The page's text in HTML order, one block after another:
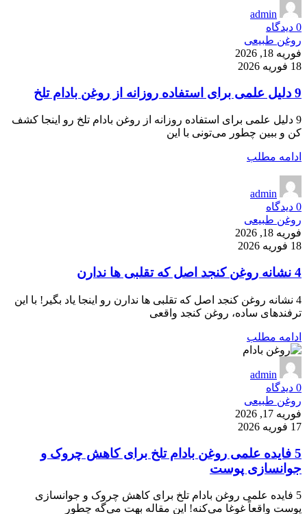
admin
0 دیدگاه
روغن طبیعی
فوریه 18, 2026
18 فوریه 2026
9 دلیل علمی برای استفاده روزانه از روغن بادام تلخ
9 دلیل علمی برای استفاده روزانه از روغن بادام تلخ رو اینجا کشف
کن و ببین چطور می‌تونی با این
ادامه مطلب
admin
0 دیدگاه
روغن طبیعی
فوریه 18, 2026
18 فوریه 2026
4 نشانه روغن کنجد اصل که تقلبی ها ندارن
4 نشانه روغن کنجد اصل که تقلبی ها ندارن رو اینجا یاد بگیر! با این
ترفندهای ساده، روغن کنجد واقعی
ادامه مطلب
admin
0 دیدگاه
روغن طبیعی
فوریه 17, 2026
17 فوریه 2026
5 فایده علمی روغن بادام تلخ برای کاهش چروک و
جوانسازی پوست
5 فایده علمی روغن بادام تلخ برای کاهش چروک و جوانسازی
پوست واقعاً غوغا می‌کنه! این مقاله بهت می‌گه چطور